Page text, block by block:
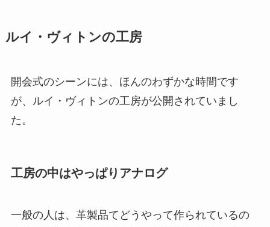
ルイ・ヴィトンの工房
開会式のシーンには、ほんのわずかな時間です
が、ルイ・ヴィトンの工房が公開されていまし
た。
工房の中はやっぱりアナログ
一般の人は、革製品てどうやって作られているの